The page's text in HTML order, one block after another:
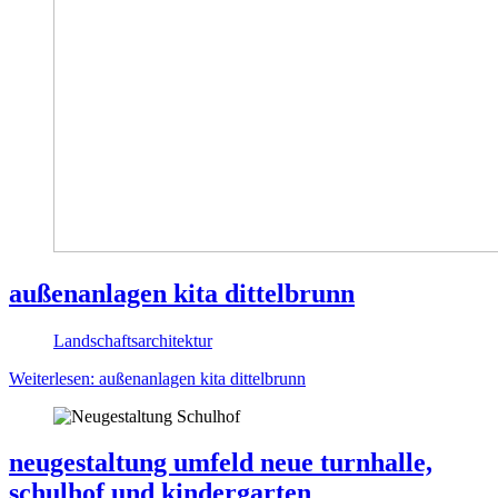
außenanlagen kita dittelbrunn
Landschafts­architektur
Weiterlesen: außenanlagen kita dittelbrunn
neugestaltung umfeld neue turnhalle,